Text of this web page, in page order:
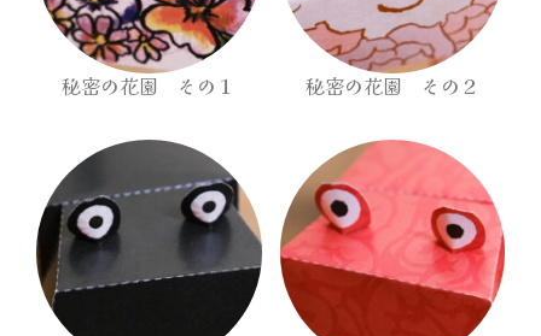
秘密の花園 その１ 秘密の花園 その２